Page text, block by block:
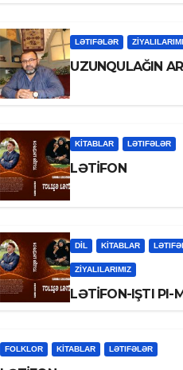
LƏTIFƏLƏR
UZUNQULAĞIN
KİTABLAR LƏTIFƏLƏR
LƏTİFON
DİL KİTABLAR
ZİYALILARIMIZ
LƏTİFON-IŞTI PI-
FOLKLOR KİTABLAR LƏTIFƏLƏR